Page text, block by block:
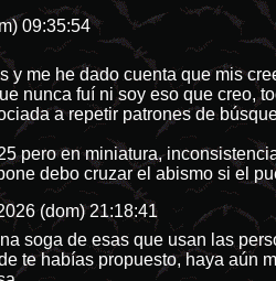
09:35:54
y me he dado cuenta que mis
nunca fuí ni soy eso que creo,
a repetir patrones de
pero en miniatura,
debo cruzar el abismo si el
(dom) 21:18:41
soga de esas que usan las
te habías propuesto, haya aún